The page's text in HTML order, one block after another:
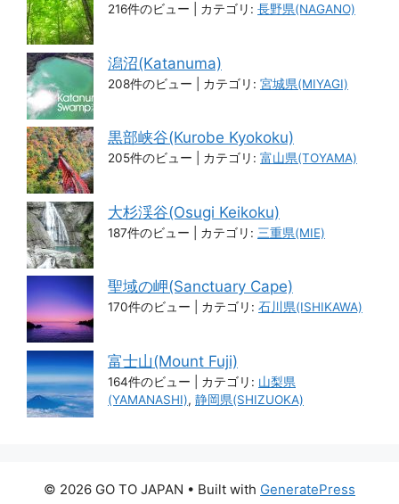
216件のビュー カテゴリ: 長野県(NAGANO)
潟沼(Katanuma)
208件のビュー カテゴリ: 宮城県(MIYAGI)
黒部峡谷(Kurobe Kyokoku)
205件のビュー カテゴリ: 富山県(TOYAMA)
大杉渓谷(Osugi Keikoku)
187件のビュー カテゴリ: 三重県(MIE)
聖域の岬(Sanctuary Cape)
170件のビュー カテゴリ: 石川県(ISHIKAWA)
富士山(Mount Fuji)
164件のビュー カテゴリ: 山梨県
(YAMANASHI), 静岡県(SHIZUOKA)
© 2026 GO TO JAPAN • Built with GeneratePress